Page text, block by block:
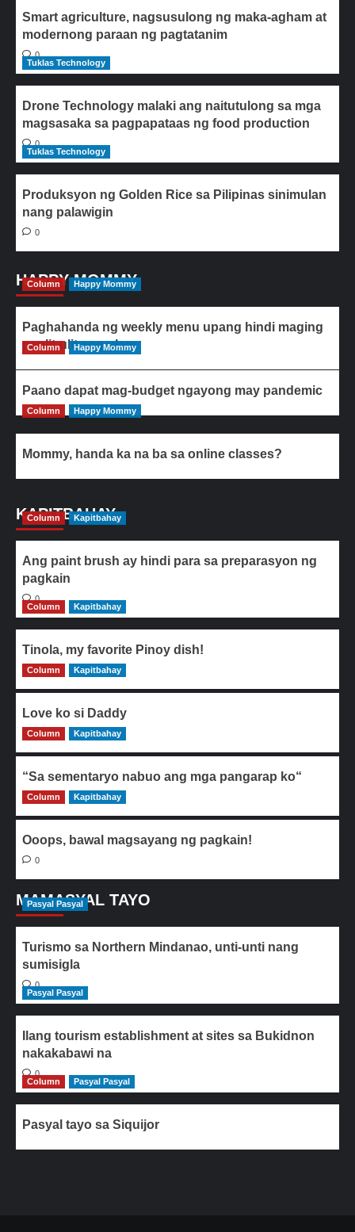
Smart agriculture, nagsusulong ng maka-agham at
modernong paraan ng pagtatanim
0
Tuklas Technology
Drone Technology malaki ang naitutulong sa mga
magsasaka sa pagpapataas ng food production
0
Tuklas Technology
Produksyon ng Golden Rice sa Pilipinas sinimulan
nang palawigin
0
HAPPY MOMMY
Column Happy Mommy
Paghahanda ng weekly menu upang hindi maging
paulit-ulit ang ulam
Column Happy Mommy
Paano dapat mag-budget ngayong may pandemic
Column Happy Mommy
Mommy, handa ka na ba sa online classes?
KAPITBAHAY
Column Kapitbahay
Ang paint brush ay hindi para sa preparasyon ng
pagkain
0
Column
Kapitbahay
Tinola, my favorite Pinoy dish!
0
Column Kapitbahay
Love ko si Daddy
0
Column Kapitbahay
“Sa sementaryo nabuo ang mga pangarap ko“
0
Column Kapitbahay
Ooops, bawal magsayang ng pagkain!
0
MAMASYAL TAYO
Pasyal Pasyal
Turismo sa Northern Mindanao, unti-unti nang
sumisigla
0
Pasyal Pasyal
Ilang tourism establishment at sites sa Bukidnon
nakakabawi na
0
Column
Pasyal Pasyal
Pasyal tayo sa Siquijor